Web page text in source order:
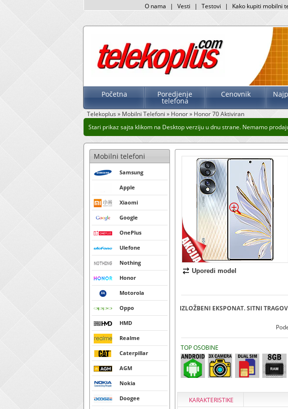
O nama | Vesti | Testovi | Kako kupiti mobilni
Početna Poredjenje
telefona
Cenovnik
Telekoplus» Mobilni Telefoni » Honor» Honor 70 Aktiviran
Stari prikaz sajta klikom na Desktop verziju u dnu strane. Nemamo
Mobilni telefoni
Samsung
Apple
Xiaomi
Google
OnePlus
Ulefone
Nothing
Honor
Motorola
Oppo
HMD
Realme
Caterpillar
AGM
Nokia
Doogee
Uporedi model
IZLOŽBENI EKSPONAT. SITNI
TOP OSOBINE
KARAKTERISTIKE